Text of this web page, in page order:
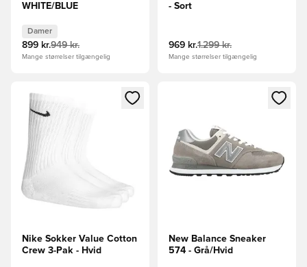
WHITE/BLUE
Damer
899 kr.949 kr.
Mange størrelser tilgængelig
- Sort
969 kr.1.299 kr.
Mange størrelser tilgængelig
Åbner en Modal til at logge ind eller tilmelde dig som
Nike Sokker Value Cotton
Crew 3-Pak - Hvid
Åbner en Modal til at logge
New Balance Sneaker
574 - Grå/Hvid